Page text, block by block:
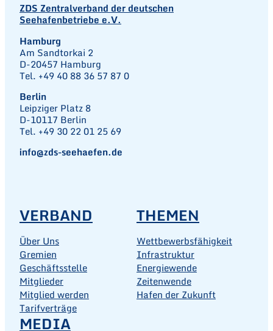
ZDS Zentralverband der deutschen
Seehafenbetriebe e.V.
Hamburg
Am Sandtorkai 2
D-20457 Hamburg
Tel. +49 40 88 36 57 87 0
Berlin
Leipziger Platz 8
D-10117 Berlin
Tel. +49 30 22 01 25 69
info@zds-seehaefen.de
VERBAND
Über Uns
Gremien
Geschäftsstelle
Mitglieder
Mitglied werden
Tarifverträge
THEMEN
Wettbewerbsfähigkeit
Infrastruktur
Energiewende
Zeitenwende
Hafen der Zukunft
MEDIA